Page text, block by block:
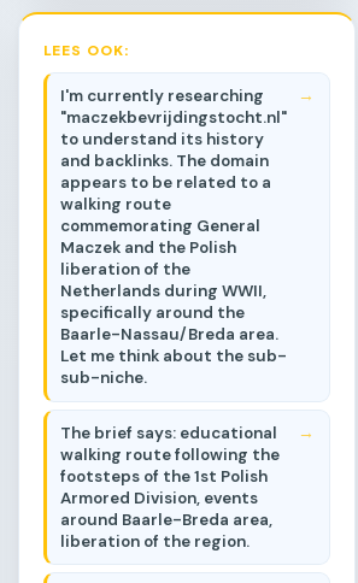
LEES OOK:
I'm currently researching
"maczekbevrijdingstocht.nl"
to understand its history
and backlinks. The domain
appears to be related to a
walking route
commemorating General
Maczek and the Polish
liberation of the
Netherlands during WWII,
specifically around the
Baarle-Nassau/Breda area.
Let me think about the sub-
sub-niche.
The brief says: educational
walking route following the
footsteps of the 1st Polish
Armored Division, events
around Baarle-Breda area,
liberation of the region.